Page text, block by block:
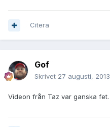
Citera
Gof
Skrivet 27 augusti, 2013
Videon från Taz var ganska fet.